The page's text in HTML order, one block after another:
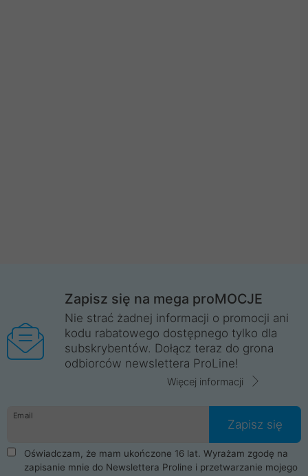
Zapisz się na mega proMOCJE
Nie strać żadnej informacji o promocji ani
kodu rabatowego dostępnego tylko dla
subskrybentów. Dołącz teraz do grona
odbiorców newslettera ProLine!
Więcej informacji
Email
Zapisz się
Oświadczam, że mam ukończone 16 lat. Wyrażam zgodę na
zapisanie mnie do Newslettera Proline i przetwarzanie mojego